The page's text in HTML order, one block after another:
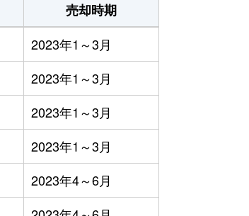
売却時期
2023年1～3月
2023年1～3月
2023年1～3月
2023年1～3月
2023年4～6月